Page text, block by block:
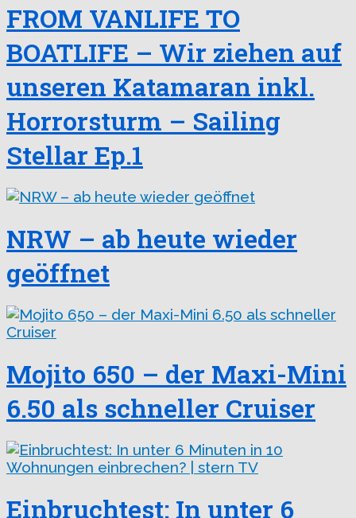
FROM VANLIFE TO
BOATLIFE – Wir ziehen auf
unseren Katamaran inkl.
Horrorsturm – Sailing
Stellar Ep.1
NRW – ab heute wieder
geöffnet
Mojito 650 – der Maxi-Mini
6.50 als schneller Cruiser
Einbruchtest: In unter 6